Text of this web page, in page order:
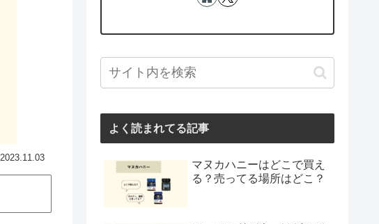
2023.11.03
よく読まれてる記事
マヌカハニーはどこで買え
る？売ってる場所はどこ？